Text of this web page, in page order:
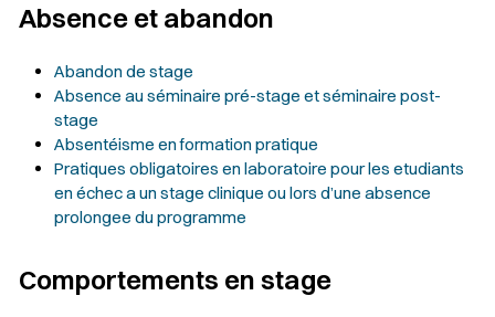
Absence et abandon
Abandon de stage
Absence au séminaire pré-stage et séminaire post-
stage
Absentéisme en formation pratique
Pratiques obligatoires en laboratoire pour les etudiants
en échec a un stage clinique ou lors d’une absence
prolongee du programme
Comportements en stage